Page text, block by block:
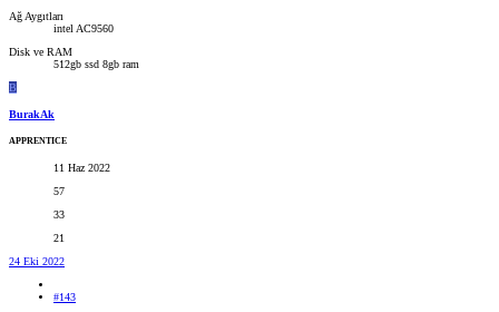
Ağ Aygıtları
intel AC9560
Disk ve RAM
512gb ssd 8gb ram
B
BurakAk
APPRENTICE
11 Haz 2022
57
33
21
24 Eki 2022
#143